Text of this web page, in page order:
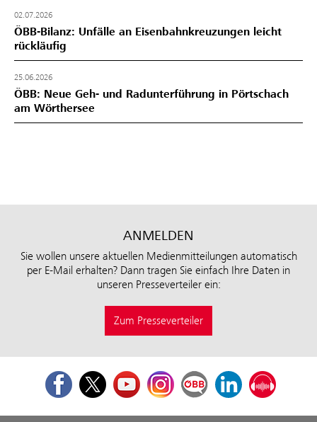
02.07.2026
ÖBB-Bilanz: Unfälle an Eisenbahnkreuzungen leicht
rückläufig
25.06.2026
ÖBB: Neue Geh- und Radunterführung in Pörtschach
am Wörthersee
ANMELDEN
Sie wollen unsere aktuellen Medienmitteilungen automatisch
per E-Mail erhalten? Dann tragen Sie einfach Ihre Daten in
unseren Presseverteiler ein:
Zum Presseverteiler
FacebookTwitterYoutubeInstagramÖBB Corporate Blog
LinkedInPodcast